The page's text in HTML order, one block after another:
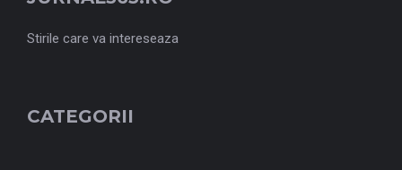
Stirile care va intereseaza
CATEGORII